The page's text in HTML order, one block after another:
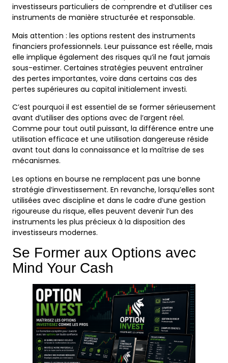
investisseurs particuliers de comprendre et d’utiliser ces
instruments de manière structurée et responsable.
Mais attention : les options restent des instruments
financiers professionnels. Leur puissance est réelle, mais
elle implique également des risques qu’il ne faut jamais
sous-estimer. Certaines stratégies peuvent entraîner
des pertes importantes, voire dans certains cas des
pertes supérieures au capital initialement investi.
C’est pourquoi il est essentiel de se former sérieusement
avant d’utiliser des options avec de l’argent réel.
Comme pour tout outil puissant, la différence entre une
utilisation efficace et une utilisation dangereuse réside
avant tout dans la connaissance et la maîtrise de ses
mécanismes.
Les options en bourse ne remplacent pas une bonne
stratégie d’investissement. En revanche, lorsqu’elles sont
utilisées avec discipline et dans le cadre d’une gestion
rigoureuse du risque, elles peuvent devenir l’un des
instruments les plus précieux à la disposition des
investisseurs modernes.
Se Former aux Options avec
Mind Your Cash